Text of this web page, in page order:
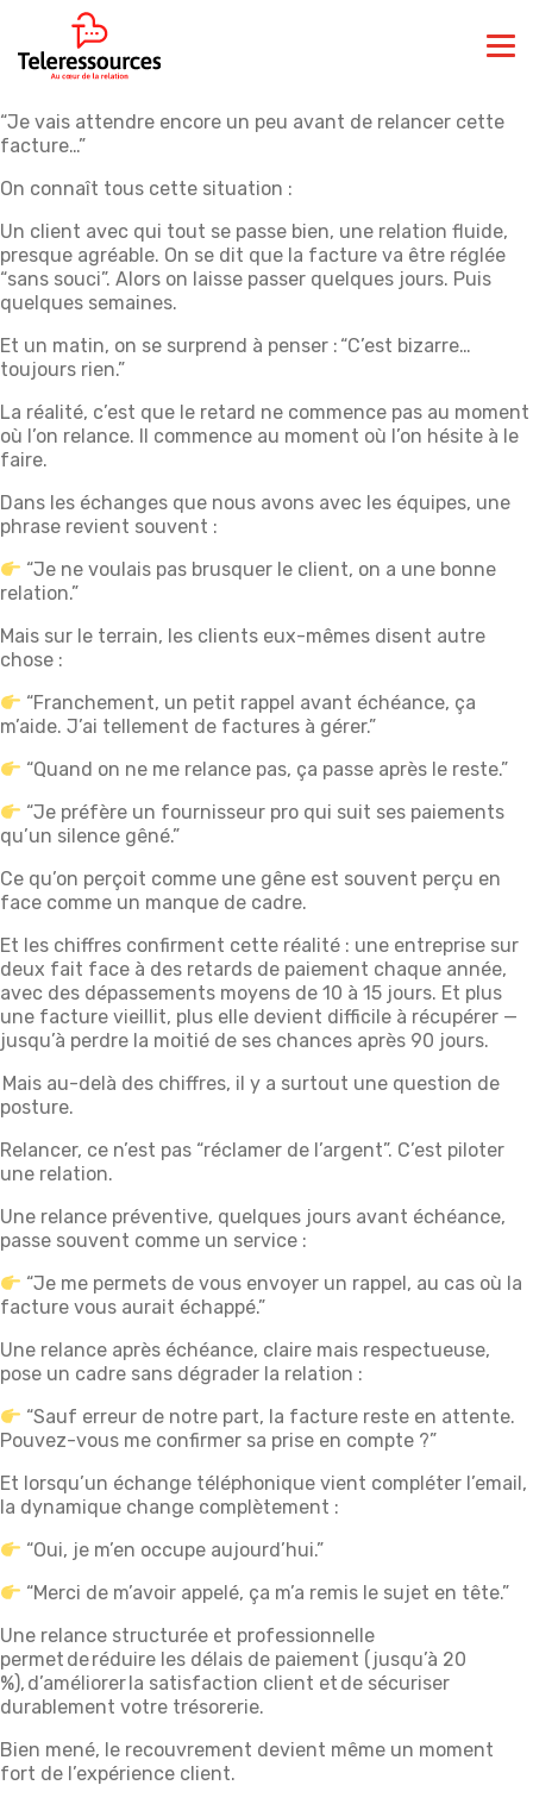
“Je vais attendre encore un peu avant de relancer cette
facture…”
On connaît tous cette situation :
Un client avec qui tout se passe bien, une relation fluide,
presque agréable. On se dit que la facture va être réglée
“sans souci”. Alors on laisse passer quelques jours. Puis
quelques semaines.
Et un matin, on se surprend à penser : “C’est bizarre…
toujours rien.”
La réalité, c’est que le retard ne commence pas au moment
où l’on relance. Il commence au moment où l’on hésite à le
faire.
Dans les échanges que nous avons avec les équipes, une
phrase revient souvent :
“Je ne voulais pas brusquer le client, on a une bonne
relation.”
Mais sur le terrain, les clients eux-mêmes disent autre
chose :
“Franchement, un petit rappel avant échéance, ça
m’aide. J’ai tellement de factures à gérer.”
“Quand on ne me relance pas, ça passe après le reste.”
“Je préfère un fournisseur pro qui suit ses paiements
qu’un silence gêné.”
Ce qu’on perçoit comme une gêne est souvent perçu en
face comme un manque de cadre.
Et les chiffres confirment cette réalité : une entreprise sur
deux fait face à des retards de paiement chaque année,
avec des dépassements moyens de 10 à 15 jours. Et plus
une facture vieillit, plus elle devient difficile à récupérer —
jusqu’à perdre la moitié de ses chances après 90 jours.
Mais au-delà des chiffres, il y a surtout une question de
posture.
Relancer, ce n’est pas “réclamer de l’argent”. C’est piloter
une relation.
Une relance préventive, quelques jours avant échéance,
passe souvent comme un service :
“Je me permets de vous envoyer un rappel, au cas où la
facture vous aurait échappé.”
Une relance après échéance, claire mais respectueuse,
pose un cadre sans dégrader la relation :
“Sauf erreur de notre part, la facture reste en attente.
Pouvez-vous me confirmer sa prise en compte ?”
Et lorsqu’un échange téléphonique vient compléter l’email,
la dynamique change complètement :
“Oui, je m’en occupe aujourd’hui.”
“Merci de m’avoir appelé, ça m’a remis le sujet en tête.”
Une relance structurée et professionnelle
permet de réduire les délais de paiement (jusqu’à 20
%), d’améliorer la satisfaction client et de sécuriser
durablement votre trésorerie.
Bien mené, le recouvrement devient même un moment
fort de l’expérience client.